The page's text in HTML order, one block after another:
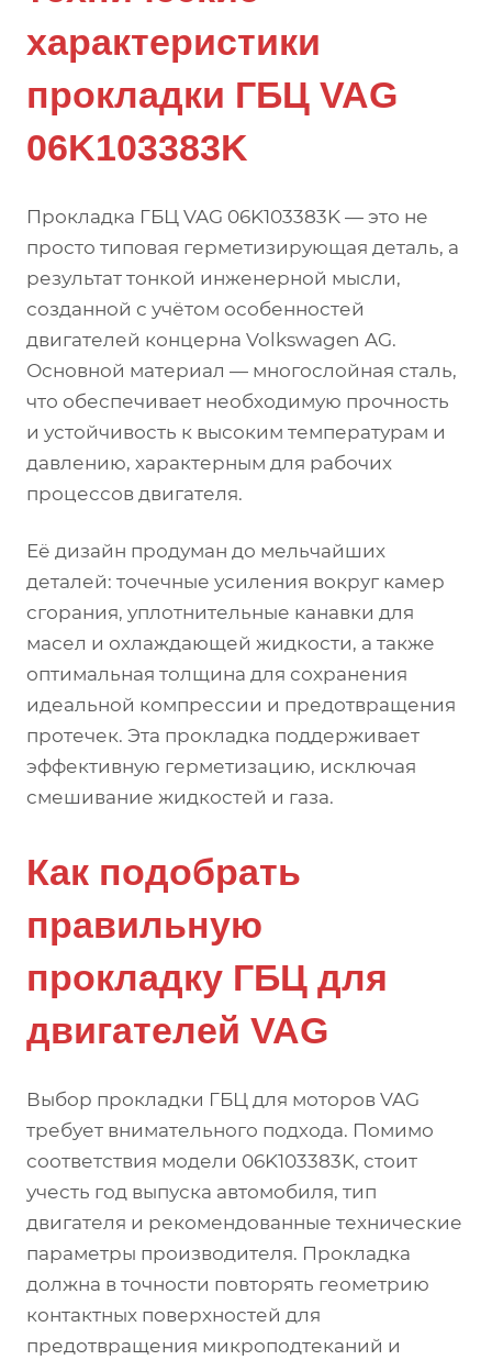
характеристики
прокладки ГБЦ VAG
06K103383K
Прокладка ГБЦ VAG 06K103383K — это не
просто типовая герметизирующая деталь, а
результат тонкой инженерной мысли,
созданной с учётом особенностей
двигателей концерна Volkswagen AG.
Основной материал — многослойная сталь,
что обеспечивает необходимую прочность
и устойчивость к высоким температурам и
давлению, характерным для рабочих
процессов двигателя.
Её дизайн продуман до мельчайших
деталей: точечные усиления вокруг камер
сгорания, уплотнительные канавки для
масел и охлаждающей жидкости, а также
оптимальная толщина для сохранения
идеальной компрессии и предотвращения
протечек. Эта прокладка поддерживает
эффективную герметизацию, исключая
смешивание жидкостей и газа.
Как подобрать
правильную
прокладку ГБЦ для
двигателей VAG
Выбор прокладки ГБЦ для моторов VAG
требует внимательного подхода. Помимо
соответствия модели 06K103383K, стоит
учесть год выпуска автомобиля, тип
двигателя и рекомендованные технические
параметры производителя. Прокладка
должна в точности повторять геометрию
контактных поверхностей для
предотвращения микроподтеканий и